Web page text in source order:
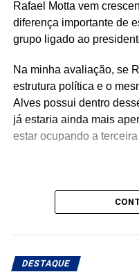
Rafael Motta vem
diferença importante de
grupo ligado ao
Na minha avaliação, se
estrutura política e o
Alves possui dentro
já estaria ainda mais
estar ocupando a
É justamente por isso
muita coisa pode mudar
DESTAQUE